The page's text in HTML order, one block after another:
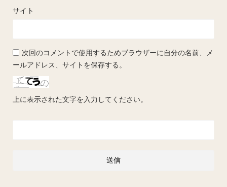
サイト
次回のコメントで使用するためブラウザーに自分の名前、メ
ールアドレス、サイトを保存する。
上に表示された文字を入力してください。